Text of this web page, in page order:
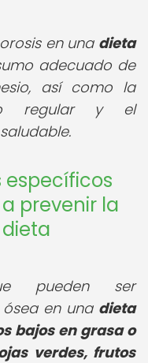
en una dieta
adecuado de
así como la
regular y el
específicos
prevenir la
pueden ser
en una dieta
bajos en grasa o
verdes, frutos